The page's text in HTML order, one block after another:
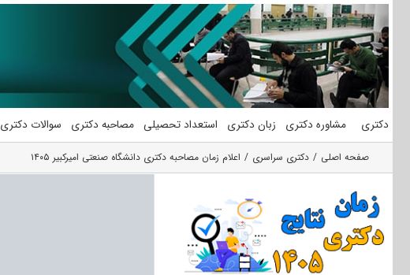
محتوا
دکتری مشاوره دکتری زبان دکتری استعداد تحصیلی مصاحبه دکتری سوالات دکتری
صفحه اصلی دکتری سراسری اعلام زمان مصاحبه دکتری دانشگاه صنعتی امیرکبیر ۱۴۰۵